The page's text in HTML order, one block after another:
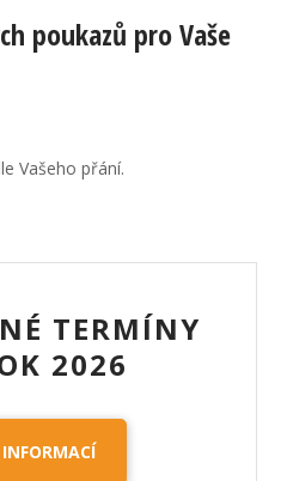
poukazů pro Vaše
Vašeho přání.
TERMÍNY
2026